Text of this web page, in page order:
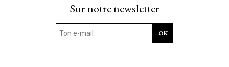
Sur notre newsletter